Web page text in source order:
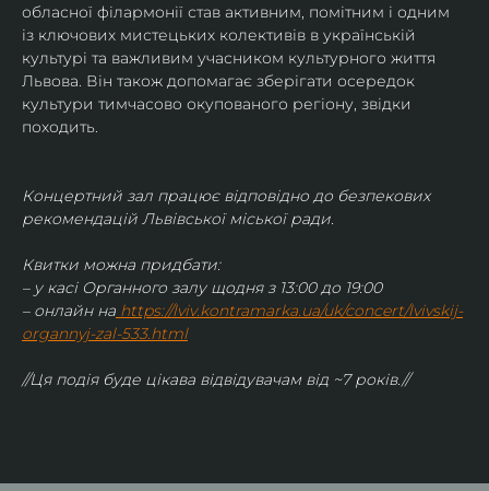
обласної філармонії став активним, помітним і одним
із ключових мистецьких колективів в українській
культурі та важливим учасником культурного життя
Львова. Він також допомагає зберігати осередок
культури тимчасово окупованого регіону, звідки
походить.
Концертний зал працює відповідно до безпекових
рекомендацій Львівської міської ради.
Квитки можна придбати:
– у касі Органного залу щодня з 13:00 до 19:00
– онлайн на https://lviv.kontramarka.ua/uk/concert/lvivskij-
organnyj-zal-533.html
//Ця подія буде цікава відвідувачам від ~7 років.//